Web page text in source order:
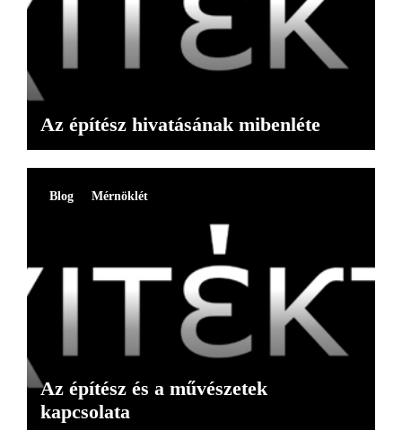
Az építész hivatásának mibenléte
Blog Mérnöklét
Az építész és a művészetek
kapcsolata